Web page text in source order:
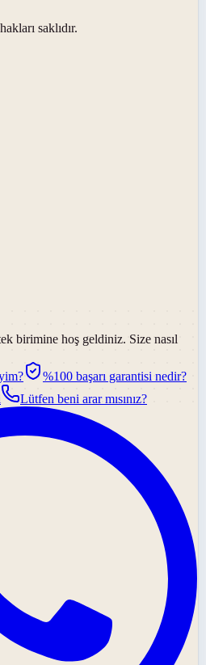
saklıdır.
birimine hoş geldiniz. Size nasıl
%100 başarı garantisi nedir?
Lütfen beni arar mısınız?